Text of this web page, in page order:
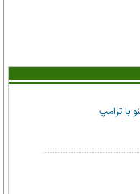
با ترامپ